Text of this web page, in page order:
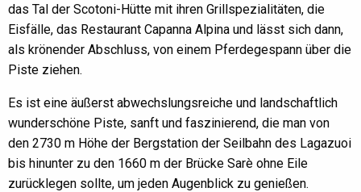
das Tal der Scotoni-Hütte mit ihren Grillspezialitäten, die
Eisfälle, das Restaurant Capanna Alpina und lässt sich dann,
als krönender Abschluss, von einem Pferdegespann über die
Piste ziehen.
Es ist eine äußerst abwechslungsreiche und landschaftlich
wunderschöne Piste, sanft und faszinierend, die man von
den 2730 m Höhe der Bergstation der Seilbahn des Lagazuoi
bis hinunter zu den 1660 m der Brücke Sarè ohne Eile
zurücklegen sollte, um jeden Augenblick zu genießen.